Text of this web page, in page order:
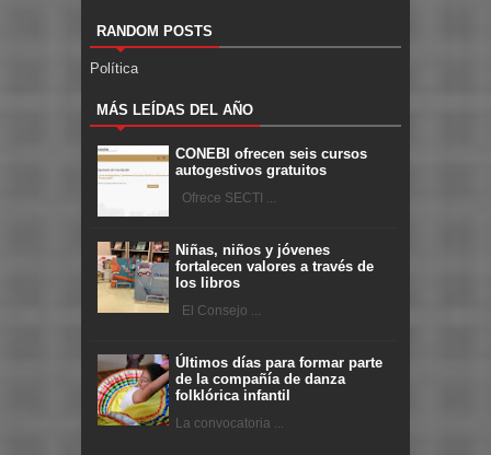
RANDOM POSTS
Política
MÁS LEÍDAS DEL AÑO
CONEBI ofrecen seis cursos
autogestivos gratuitos
Ofrece SECTI ...
Niñas, niños y jóvenes
fortalecen valores a través de
los libros
El Consejo ...
Últimos días para formar parte
de la compañía de danza
folklórica infantil
La convocatoria ...